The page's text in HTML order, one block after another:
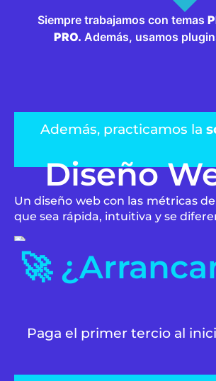
Siempre trabajamos con temas
PRO. Además, usamos
Además, practicamos la
Diseño
Un diseño web con las métricas
que sea rápida, intuitiva y se
🚀
Paga el primer tercio al